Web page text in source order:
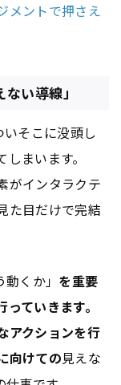
メントで押さえ
い導線」
そこに没頭し
まいます。
がインタラクテ
た目だけで完結
くか」 を重要
ていきます。
アクションを行
向けての見えな